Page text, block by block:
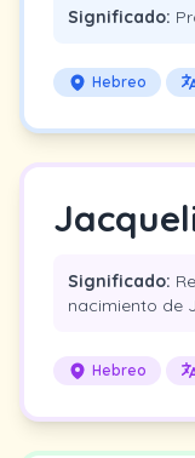
Significado:
Hebreo
Significado:
nacimiento de
Hebreo